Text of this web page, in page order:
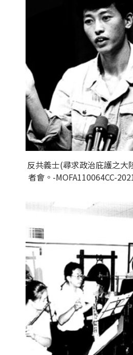
反共義士(尋求政治庇護之大
者會。-MOFA110064CC-